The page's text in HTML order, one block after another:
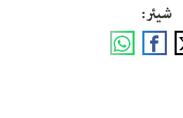
شیئر: